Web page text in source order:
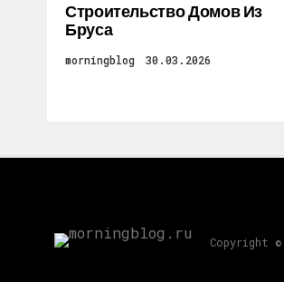
Строительство Домов Из
Бруса
morningblog 30.03.2026
Copyright ©